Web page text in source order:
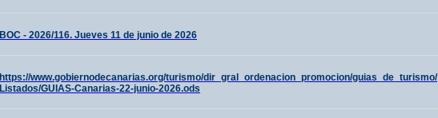
BOC - 2026/116. Jueves 11 de junio de 2026
https://www.gobiernodecanarias.org/turismo/dir_gral_ordenacion_promocion/guias_de_turismo/
Listados/GUIAS-Canarias-22-junio-2026.ods